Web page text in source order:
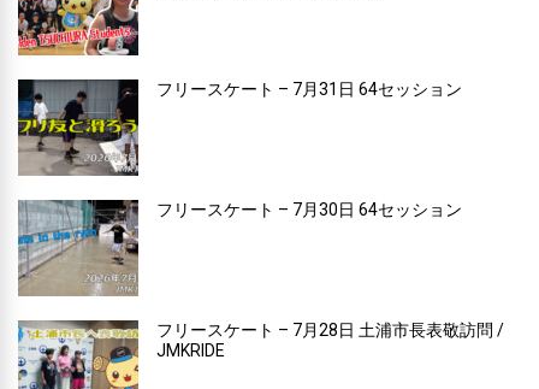
フリースケート – 7月31日 64セッション
フリースケート – 7月30日 64セッション
フリースケート – 7月28日 土浦市長表敬訪問 /
JMKRIDE